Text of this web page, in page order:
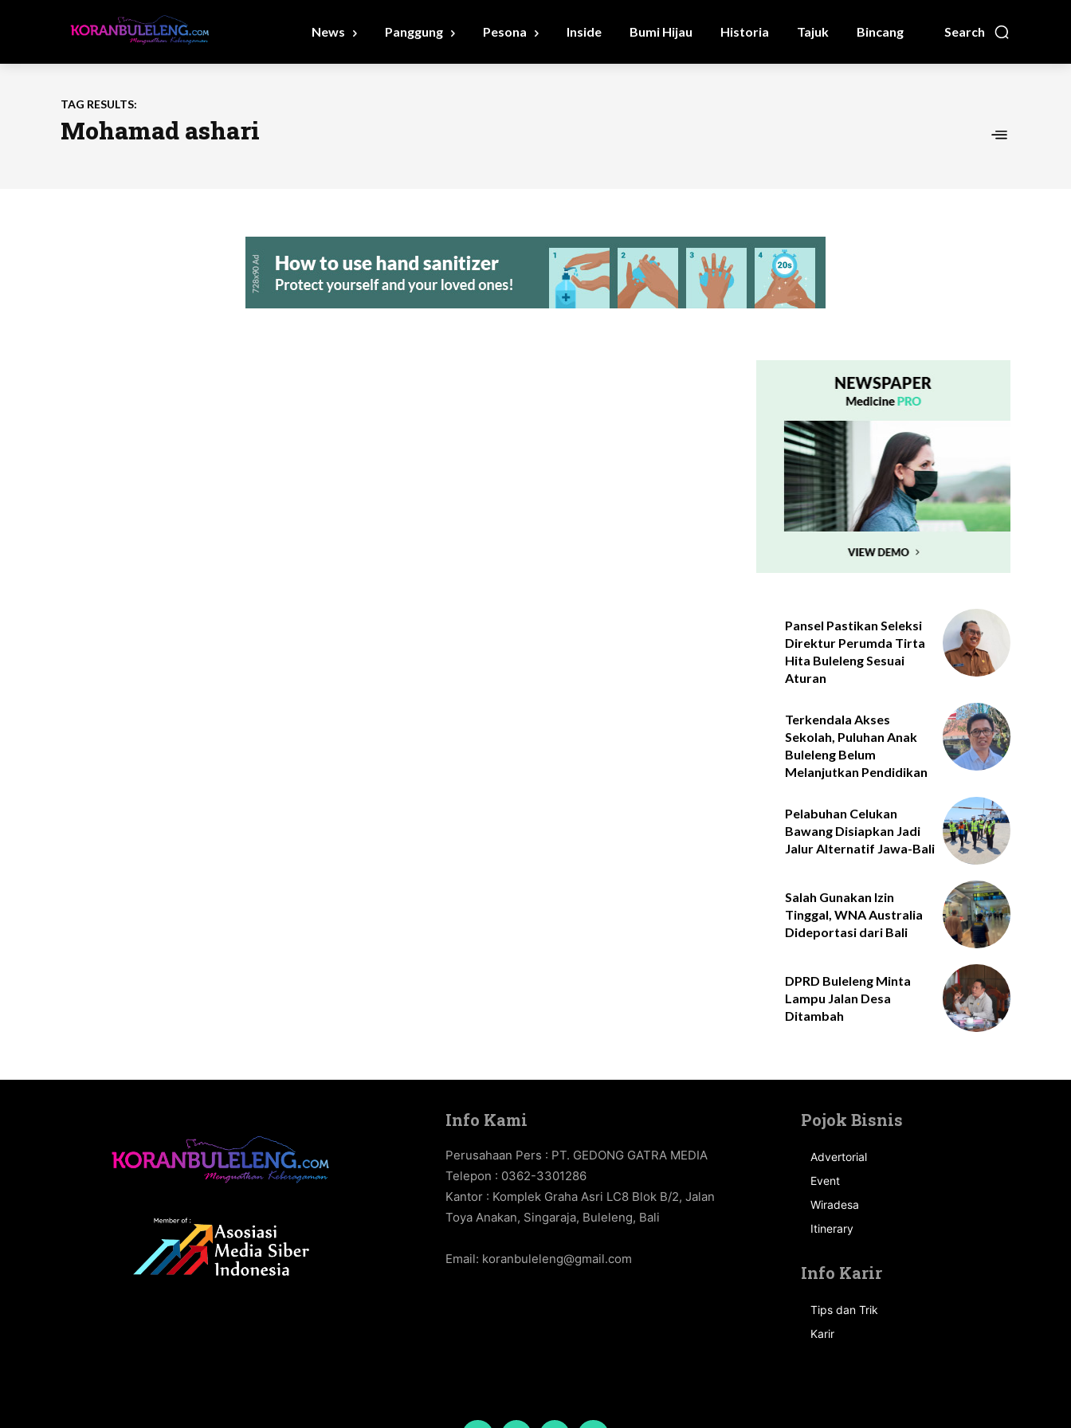
Search
News Panggung Pesona Inside Bumi Hijau Historia Tajuk Bincang
TAG RESULTS:
Mohamad ashari
Pansel Pastikan Seleksi
Direktur Perumda Tirta
Hita Buleleng Sesuai
Aturan
Terkendala Akses
Sekolah, Puluhan Anak
Buleleng Belum
Melanjutkan Pendidikan
Pelabuhan Celukan
Bawang Disiapkan Jadi
Jalur Alternatif Jawa-Bali
Salah Gunakan Izin
Tinggal, WNA Australia
Dideportasi dari Bali
DPRD Buleleng Minta
Lampu Jalan Desa
Ditambah
Info Kami
Perusahaan Pers : PT. GEDONG GATRA MEDIA
Telepon : 0362-3301286
Kantor : Komplek Graha Asri LC8 Blok B/2, Jalan
Toya Anakan, Singaraja, Buleleng, Bali
Email: koranbuleleng@gmail.com
Pojok Bisnis
Advertorial
Event
Wiradesa
Itinerary
Info Karir
Tips dan Trik
Karir